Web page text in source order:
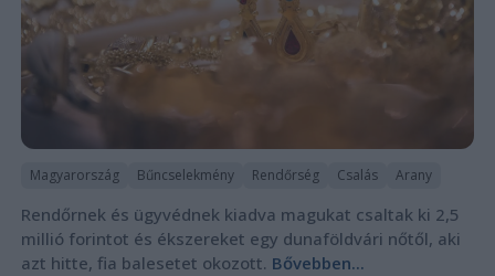
Magyarország Bűncselekmény Rendőrség Csalás Arany
Rendőrnek és ügyvédnek kiadva magukat csaltak ki 2,5
millió forintot és ékszereket egy dunaföldvári nőtől, aki
azt hitte, fia balesetet okozott. Bővebben...